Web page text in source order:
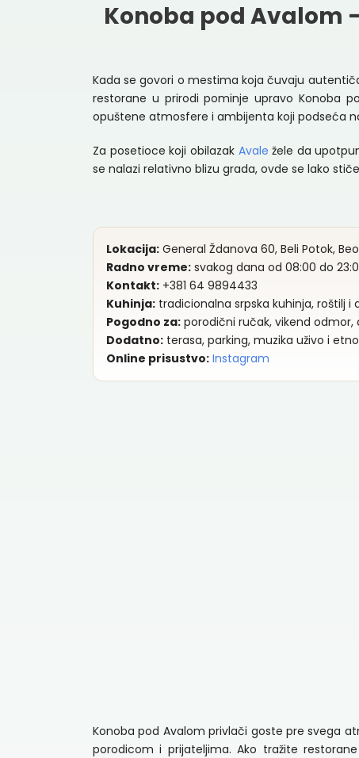
Konoba pod
Kada se govori o mestima koja čuvaju
restorane u prirodi pominje upravo Konoba
opuštene atmosfere i ambijenta koji podseća
Za posetioce koji obilazak Avale žele da
se nalazi relativno blizu grada, ovde se lako
Lokacija: General Ždanova 60, Beli Potok,
Radno vreme: svakog dana od 08:00 do
Kontakt: +381 64 9894433
Kuhinja: tradicionalna srpska kuhinja, roštilj i
Pogodno za: porodični ručak, vikend odmor,
Dodatno: terasa, parking, muzika uživo i
Online prisustvo: Instagram
Konoba pod Avalom privlači goste pre svega
porodicom i prijateljima. Ako tražite